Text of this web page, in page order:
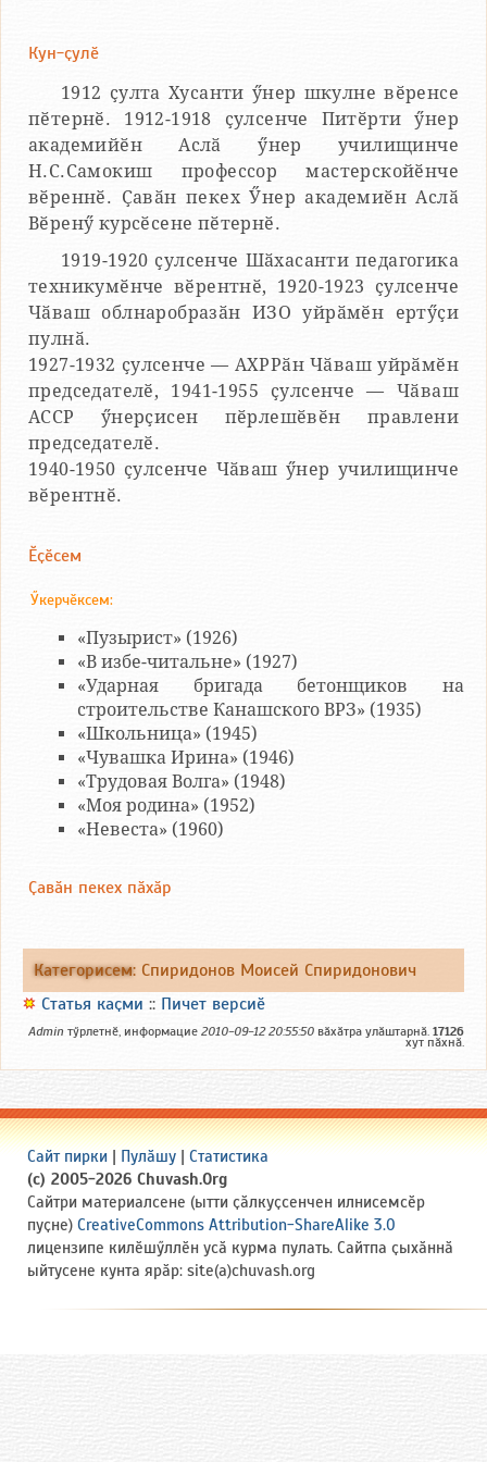
Кун-ҫулӗ
1912 ҫулта Хусанти ӳнер шкулне вӗренсе
пӗтернӗ. 1912-1918 ҫулсенче Питӗрти ӳнер
академийӗн Аслӑ ӳнер училищинче
Н.С.Самокиш профессор мастерскойӗнче
вӗреннӗ. Ҫавӑн пекех Ӳнер академиӗн Аслӑ
Вӗренӳ курсӗсене пӗтернӗ.
1919-1920 ҫулсенче Шӑхасанти педагогика
техникумӗнче вӗрентнӗ, 1920-1923 ҫулсенче
Чӑваш облнаробразӑн ИЗО уйрӑмӗн ертӳҫи
пулнӑ.
1927-1932 ҫулсенче — АХРРӑн Чӑваш уйрӑмӗн
председателӗ, 1941-1955 ҫулсенче — Чӑваш
АССР ӳнерҫисен пӗрлешӗвӗн правлени
председателӗ.
1940-1950 ҫулсенче Чӑваш ӳнер училищинче
вӗрентнӗ.
Ӗҫӗсем
Ӳкерчӗксем:
«Пузырист» (1926)
«В избе-читальне» (1927)
«Ударная бригада бетонщиков на
строительстве Канашского ВРЗ» (1935)
«Школьница» (1945)
«Чувашка Ирина» (1946)
«Трудовая Волга» (1948)
«Моя родина» (1952)
«Невеста» (1960)
Ҫавӑн пекех пӑхӑр
Категорисем: Спиридонов Моисей Спиридонович
Статья каҫми :: Пичет версиӗ
Admin тӳрлетнӗ, информацие 2010-09-12 20:55:50 вӑхӑтра улӑштарнӑ. 17126
хут пӑхнӑ.
Сайт пирки | Пулӑшу | Статистика
(c) 2005-2026 Chuvash.Org
Сайтри материалсене (ытти ҫӑлкуҫсенчен илнисемсӗр
пуҫне) CreativeCommons Attribution-ShareAlike 3.0
лицензипе килӗшӳллӗн усӑ курма пулать. Сайтпа ҫыхӑннӑ
ыйтусене кунта ярӑр: site(a)chuvash.org